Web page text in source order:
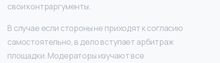
свои контраргументы.
В случае если стороны не приходят к согласию
самостоятельно, в дело вступает арбитраж
площадки. Модераторы изучают все